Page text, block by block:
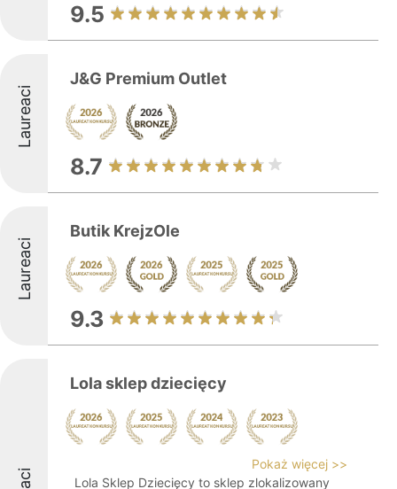
9.5
Laureaci
J&G Premium Outlet
8.7
Laureaci
Butik KrejzOle
9.3
Lola sklep dziecięcy
Pokaż więcej >>
Lola Sklep Dziecięcy to sklep zlokalizowany